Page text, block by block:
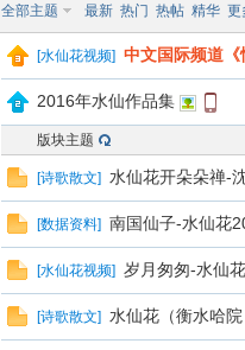
全部主题 最新 热门 热帖 精华 更
[水仙花视频] 中文国际频道
2016年水仙作品集
版块主题
[诗歌散文] 水仙花开朵朵禅-
[数据资料] 南国仙子-水仙花
[水仙花视频] 岁月匆匆-水仙
[诗歌散文] 水仙花（衡水哈院